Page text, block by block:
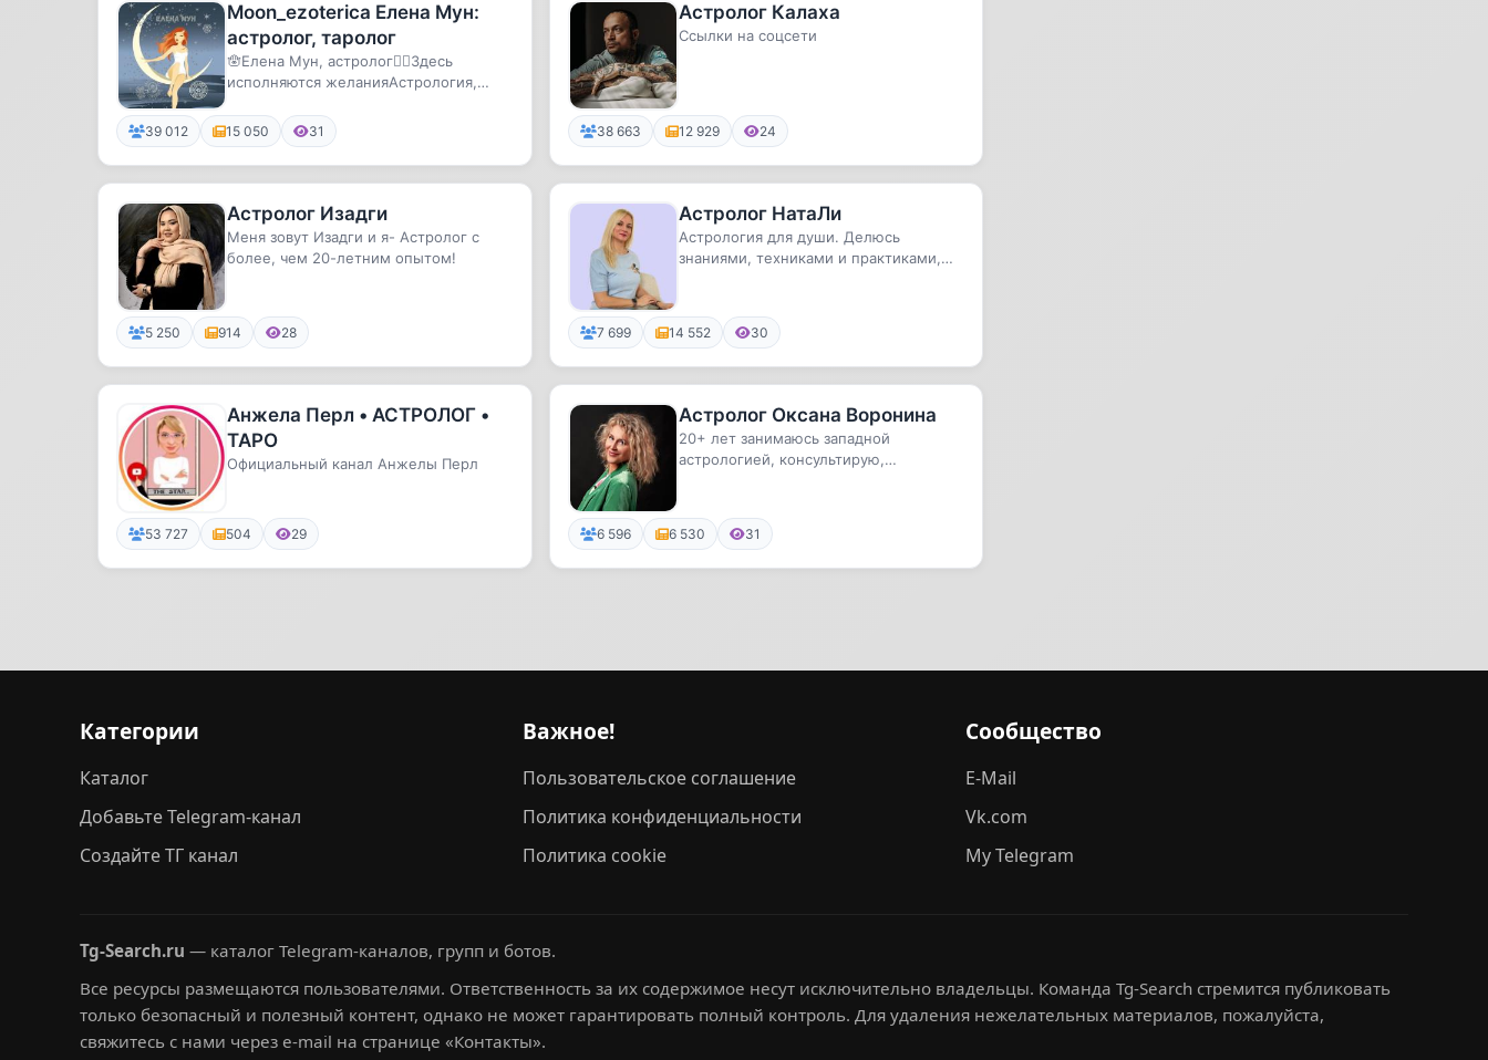
Moon_ezoterica Елена Мун:
астролог, таролог
🪬Елена Мун, астролог👉🏻Здесь
исполняются желанияАстрология,
ритуалы
39 012 15 050 31
Астролог Калаха
Ссылки на соцсети
38 663 12 929 24
Астролог Изадги
Меня зовут Изадги и я- Астролог с
более, чем 20-летним опытом!
5 250 914 28
Астролог НатаЛи
Астрология для души. Делюсь
знаниями, техниками и практиками,
7 699 14 552 30
Анжела Перл • АСТРОЛОГ •
ТАРО
Официальный канал Анжелы Перл
53 727 504 29
Астролог Оксана Воронина
20+ лет занимаюсь западной
астрологией, консультирую,
6 596 6 530 31
Категории
Каталог
Добавьте Telegram-канал
Создайте ТГ канал
Важное!
Пользовательское соглашение
Политика конфиденциальности
Политика cookie
Сообщество
E-Mail
Vk.com
My Telegram
Tg-Search.ru — каталог Telegram-каналов, групп и ботов.
Все ресурсы размещаются пользователями. Ответственность за их содержимое несут исключительно владельцы. Команда Tg-Search стремится публиковать
только безопасный и полезный контент, однако не может гарантировать полный контроль. Для удаления нежелательных материалов, пожалуйста,
свяжитесь с нами через e-mail на странице «Контакты».